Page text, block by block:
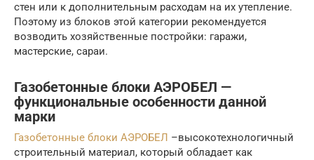
стен или к дополнительным расходам на их утепление.
Поэтому из блоков этой категории рекомендуется
возводить хозяйственные постройки: гаражи,
мастерские, сараи.
Газобетонные блоки АЭРОБЕЛ —
функциональные особенности данной
марки
Газобетонные блоки АЭРОБЕЛ –высокотехнологичный
строительный материал, который обладает как